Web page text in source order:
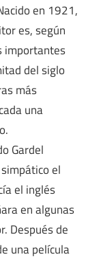
en 1921,
es, según
importantes
del siglo
más
una
Gardel
el
el inglés
en algunas
Después de
una película